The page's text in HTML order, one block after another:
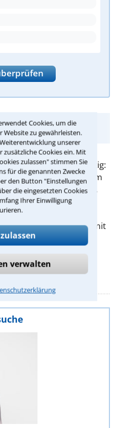
Cookies, um die
zu gewährleisten.
unserer
zusätzliche Cookies ein. Mit
zulassen" stimmen Sie
für die genannten Zwecke
den Button "Einstellungen
die eingesetzten Cookies
Ihrer Einwilligung
verwalten
einem Anwalt für
Vilbel
ist vor allem eins wichtig:
schnell wird aus einem
und Sie bleiben ggf.
sitzen. Auch
einem
unnötig hohen Strafe mit
oderBußgeld
milder hätte
Sie Ihre Sachlage mit
in Bad Vilbel -
nützlich.